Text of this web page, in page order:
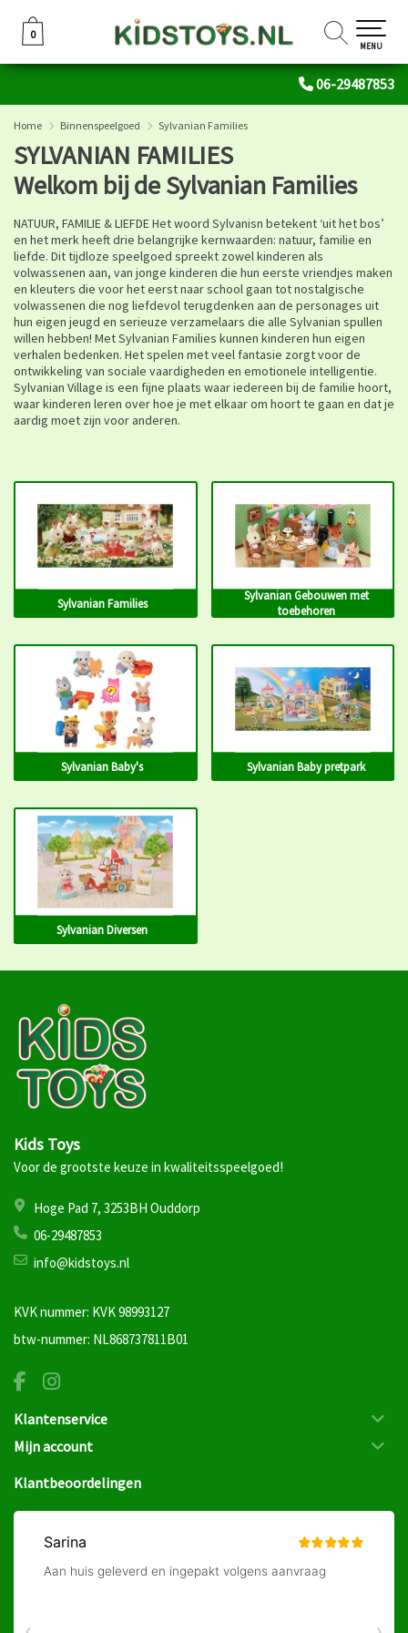
06-29487853
0
0
MENU
Home Binnenspeelgoed Sylvanian Families
SYLVANIAN FAMILIES
Welkom bij de Sylvanian Families
NATUUR, FAMILIE & LIEFDE Het woord Sylvanisn betekent ‘uit het bos’
en het merk heeft drie belangrijke kernwaarden: natuur, familie en
liefde. Dit tijdloze speelgoed spreekt zowel kinderen als
volwassenen aan, van jonge kinderen die hun eerste vriendjes maken
en kleuters die voor het eerst naar school gaan tot nostalgische
volwassenen die nog liefdevol terugdenken aan de personages uit
hun eigen jeugd en serieuze verzamelaars die alle Sylvanian spullen
willen hebben! Met Sylvanian Families kunnen kinderen hun eigen
verhalen bedenken. Het spelen met veel fantasie zorgt voor de
ontwikkeling van sociale vaardigheden en emotionele intelligentie.
Sylvanian Village is een fijne plaats waar iedereen bij de familie hoort,
waar kinderen leren over hoe je met elkaar om hoort te gaan en dat je
aardig moet zijn voor anderen.
Sylvanian Families
Sylvanian Gebouwen met
toebehoren
Sylvanian Baby's Sylvanian Baby pretpark
Sylvanian Diversen
Kids Toys
Voor de grootste keuze in kwaliteitsspeelgoed!
Hoge Pad 7, 3253BH Ouddorp
06-29487853
info@kidstoys.nl
KVK nummer: KVK 98993127
btw-nummer: NL868737811B01
Klantenservice
Mijn account
Klantbeoordelingen